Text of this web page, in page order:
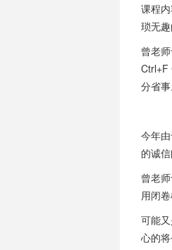
课程
琐无
曾老
Ctrl+F
分省事
今年
的诚
曾老
用闭卷
可能
心的